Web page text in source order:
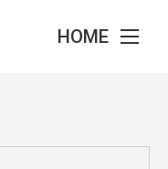
HOME